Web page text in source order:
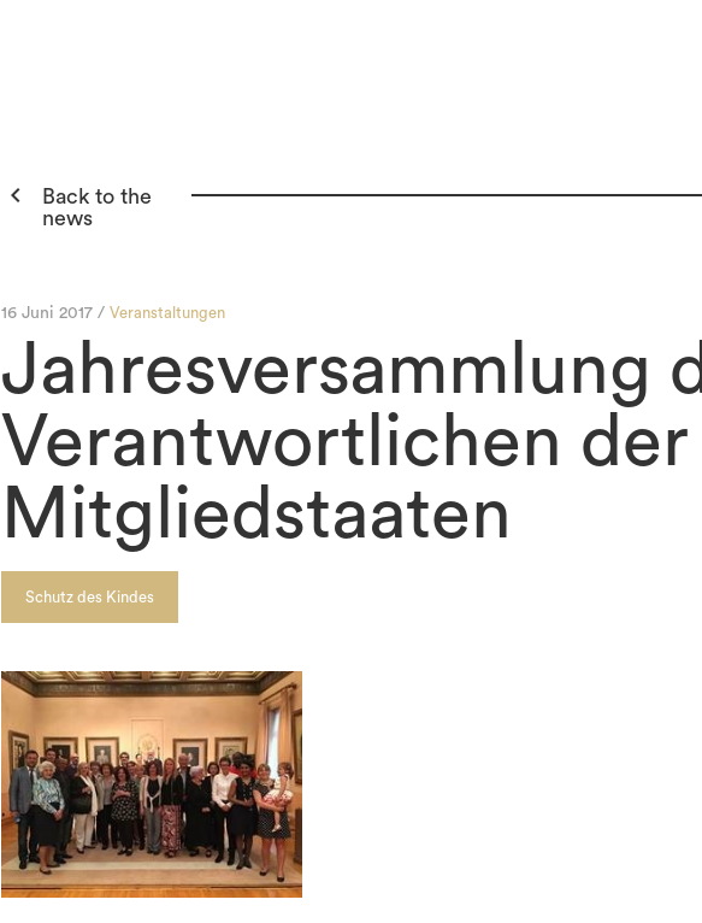

Back to the
news
16 Juni 2017 / Veranstaltungen
Jahresversammlung
Verantwortlichen der
Mitgliedstaaten
Schutz des Kindes